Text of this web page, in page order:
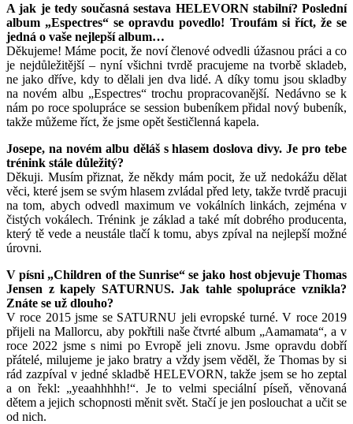
A jak je tedy současná sestava HELEVORN stabilní? Poslední
album „Espectres“ se opravdu povedlo! Troufám si říct, že se
jedná o vaše nejlepší album…
Děkujeme! Máme pocit, že noví členové odvedli úžasnou práci a co
je nejdůležitější – nyní všichni tvrdě pracujeme na tvorbě skladeb,
ne jako dříve, kdy to dělali jen dva lidé. A díky tomu jsou skladby
na novém albu „Espectres“ trochu propracovanější. Nedávno se k
nám po roce spolupráce se session bubeníkem přidal nový bubeník,
takže můžeme říct, že jsme opět šestičlenná kapela.
Josepe, na novém albu děláš s hlasem doslova divy. Je pro tebe
trénink stále důležitý?
Děkuji. Musím přiznat, že někdy mám pocit, že už nedokážu dělat
věci, které jsem se svým hlasem zvládal před lety, takže tvrdě pracuji
na tom, abych odvedl maximum ve vokálních linkách, zejména v
čistých vokálech. Trénink je základ a také mít dobrého producenta,
který tě vede a neustále tlačí k tomu, abys zpíval na nejlepší možné
úrovni.
V písni „Children of the Sunrise“ se jako host objevuje Thomas
Jensen z kapely SATURNUS. Jak tahle spolupráce vznikla?
Znáte se už dlouho?
V roce 2015 jsme se SATURNU jeli evropské turné. V roce 2019
přijeli na Mallorcu, aby pokřtili naše čtvrté album „Aamamata“, a v
roce 2022 jsme s nimi po Evropě jeli znovu. Jsme opravdu dobří
přátelé, milujeme je jako bratry a vždy jsem věděl, že Thomas by si
rád zazpíval v jedné skladbě HELEVORN, takže jsem se ho zeptal
a on řekl: „yeaahhhhh!“. Je to velmi speciální píseň, věnovaná
dětem a jejich schopnosti měnit svět. Stačí je jen poslouchat a učit se
od nich.